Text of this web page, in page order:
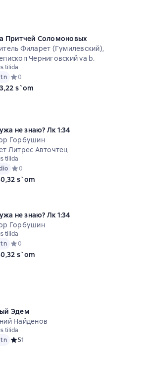
Притчей Соломоновых
Филарет (Гумилевский),
Черниговский va b.
tilida
Средний рейтинг 0 на основе 0 оценок
0
s`om
...Я мужа не знаю? Лк 1:34
Горбушин
Литрес Авточтец
tilida
Средний рейтинг 0 на основе 0 оценок
0
s`om
...Я мужа не знаю? Лк 1:34
Горбушин
tilida
Средний рейтинг 0 на основе 0 оценок
0
s`om
Эдем
Найденов
tilida
Средний рейтинг 5 на основе 1 оценок
51